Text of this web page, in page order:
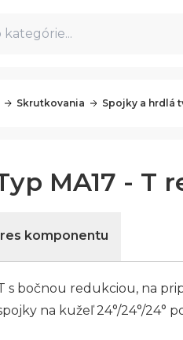
Skrutkovania Spojky a hrdlá
MA17 - T
komponentu
s bočnou redukciou, na
na kužeľ 24°/24°/24°